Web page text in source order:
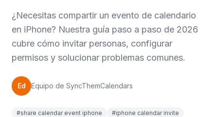
¿Necesitas compartir un evento de calendario
en iPhone? Nuestra guía paso a paso de 2026
cubre cómo invitar personas, configurar
permisos y solucionar problemas comunes.
Ed Equipo de SyncThemCalendars
#share calendar event iphone
#iphone calendar invite